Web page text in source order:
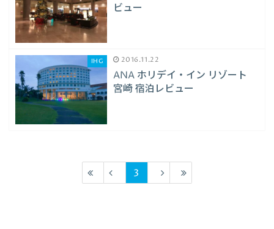
ビュー
IHG 2016.11.22
ANA ホリデイ・イン リゾート
宮崎 宿泊レビュー
3